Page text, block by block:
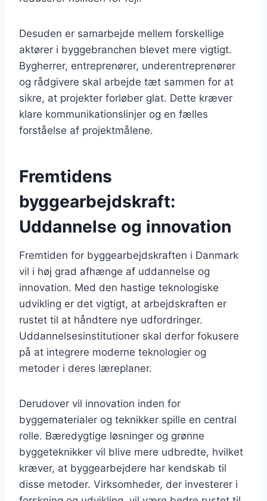
Desuden er samarbejde mellem forskellige
aktører i byggebranchen blevet mere vigtigt.
Bygherrer, entreprenører, underentreprenører
og rådgivere skal arbejde tæt sammen for at
sikre, at projekter forløber glat. Dette kræver
klare kommunikationslinjer og en fælles
forståelse af projektmålene.
Fremtidens
byggearbejdskraft:
Uddannelse og innovation
Fremtiden for byggearbejdskraften i Danmark
vil i høj grad afhænge af uddannelse og
innovation. Med den hastige teknologiske
udvikling er det vigtigt, at arbejdskraften er
rustet til at håndtere nye udfordringer.
Uddannelsesinstitutioner skal derfor fokusere
på at integrere moderne teknologier og
metoder i deres læreplaner.
Derudover vil innovation inden for
byggematerialer og teknikker spille en central
rolle. Bæredygtige løsninger og grønne
byggeteknikker vil blive mere udbredte, hvilket
kræver, at byggearbejdere har kendskab til
disse metoder. Virksomheder, der investerer i